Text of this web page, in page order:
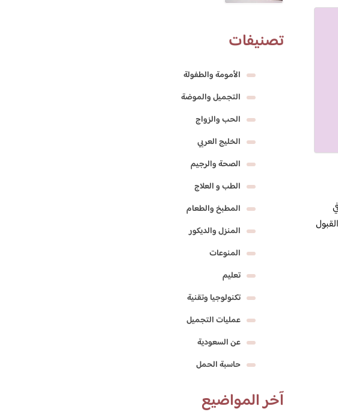
تصنيفات
الأمومة والطفولة
التجميل والموضة
الحب والزواج
الخليج العربي
الصحة والرجيم
الطب و العلاج
المطبخ والطعام
المنزل والديكور
المنوعات
تعليم
تكنولوجيا وتقنية
عمليات التجميل
عن السعودية
حاسبة الحمل
آخر المواضيع